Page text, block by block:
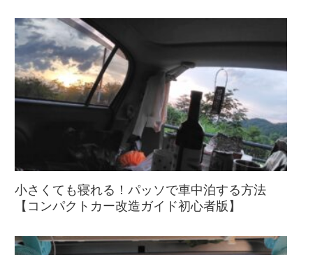
小さくても寝れる！パッソで車中泊する方法
【コンパクトカー改造ガイド初心者版】